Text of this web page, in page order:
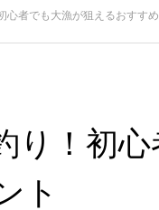
心者でも大漁が狙えるおすす
り！初
ト